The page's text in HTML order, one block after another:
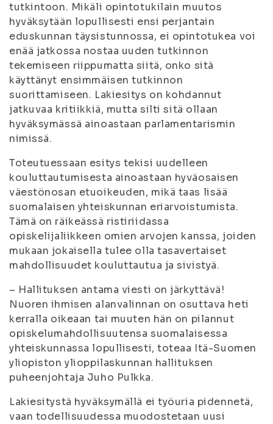
tutkintoon. Mikäli opintotukilain muutos
hyväksytään lopullisesti ensi perjantain
eduskunnan täysistunnossa, ei opintotukea voi
enää jatkossa nostaa uuden tutkinnon
tekemiseen riippumatta siitä, onko sitä
käyttänyt ensimmäisen tutkinnon
suorittamiseen. Lakiesitys on kohdannut
jatkuvaa kritiikkiä, mutta silti sitä ollaan
hyväksymässä ainoastaan parlamentarismin
nimissä.
Toteutuessaan esitys tekisi uudelleen
kouluttautumisesta ainoastaan hyväosaisen
väestönosan etuoikeuden, mikä taas lisää
suomalaisen yhteiskunnan eriarvoistumista.
Tämä on räikeässä ristiriidassa
opiskelijaliikkeen omien arvojen kanssa, joiden
mukaan jokaisella tulee olla tasavertaiset
mahdollisuudet kouluttautua ja sivistyä.
– Hallituksen antama viesti on järkyttävä!
Nuoren ihmisen alanvalinnan on osuttava heti
kerralla oikeaan tai muuten hän on pilannut
opiskelumahdollisuutensa suomalaisessa
yhteiskunnassa lopullisesti, toteaa Itä-Suomen
yliopiston ylioppilaskunnan hallituksen
puheenjohtaja Juho Pulkka.
Lakiesitystä hyväksymällä ei työuria pidennetä,
vaan todellisuudessa muodostetaan uusi